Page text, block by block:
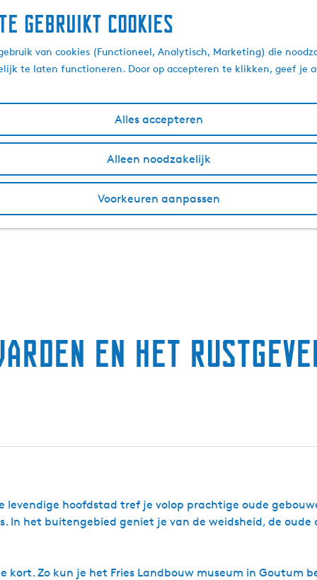
gebruikt cookies
van cookies (Functioneel, Analytisch, Marketing) die
te laten functioneren. Door op accepteren te klikken, geef je
Alles accepteren
Alleen noodzakelijk
Voorkeuren aanpassen
en het
levendige hoofdstad tref je volop prachtige oude
In het buitengebied geniet je van de weidsheid, de oude
Zo kun je het Fries Landbouw museum in Goutum